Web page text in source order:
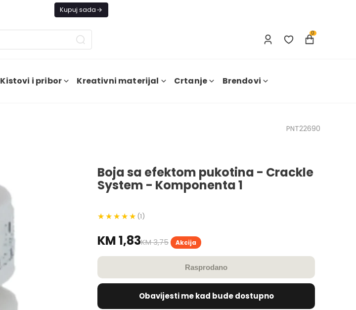
Kupuj sada
0
Kistovi i pribor Kreativni materijal Crtanje Brendovi
PNT22690
Boja sa efektom pukotina - Crackle
System - Komponenta 1
(1)
KM 1,83KM 3,75 Akcija
Rasprodano
Obavijesti me kad bude dostupno